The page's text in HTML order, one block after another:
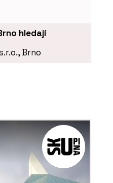
hledají
Brno